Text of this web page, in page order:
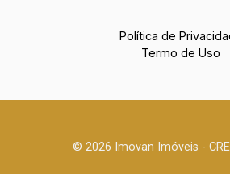
Política de
Termo de Uso
© 2026 Imovan Imóveis -